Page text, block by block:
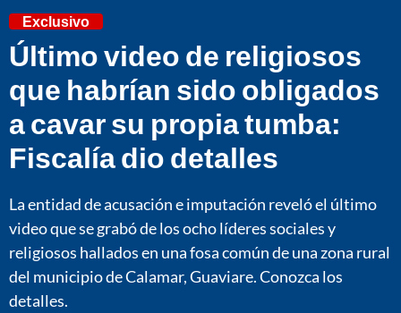
Exclusivo
Último video de religiosos
que habrían sido obligados
a cavar su propia tumba:
Fiscalía dio detalles
La entidad de acusación e imputación reveló el último
video que se grabó de los ocho líderes sociales y
religiosos hallados en una fosa común de una zona rural
del municipio de Calamar, Guaviare. Conozca los
detalles.